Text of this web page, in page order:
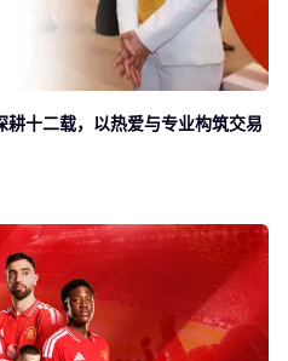
耕十二载，以热爱与专业构筑交易